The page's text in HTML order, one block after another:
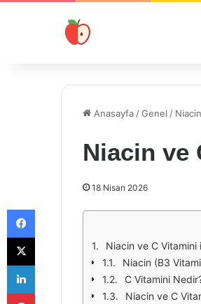
Anasayfa /Genel /
Niacin ve
18 Nisan 2026
Niacin ve C Vitamini
Niacin (B3
C Vitamini
Niacin ve C
Facebook
X
LinkedIn
Pinterest